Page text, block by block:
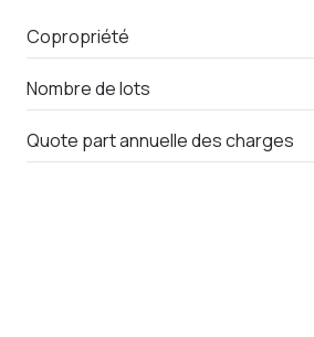
Copropriété
Nombre de lots
Quote part annuelle des charges